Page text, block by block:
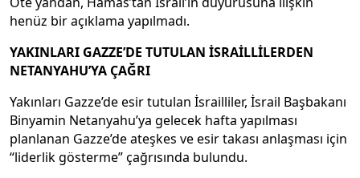
henüz bir açıklama yapılmadı.
YAKINLARI GAZZE’DE TUTULAN İSRAİLLİLERDEN
NETANYAHU’YA ÇAĞRI
Yakınları Gazze’de esir tutulan İsrailliler, İsrail Başbakanı
Binyamin Netanyahu’ya gelecek hafta yapılması
planlanan Gazze’de ateşkes ve esir takası anlaşması için
“liderlik gösterme” çağrısında bulundu.